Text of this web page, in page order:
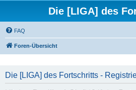
Die [LIGA] des
FAQ
Foren-Übersicht
Die [LIGA] des Fortschritts -